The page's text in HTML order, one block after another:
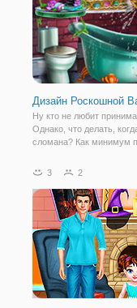
полицейских, чтобы
дополнительную
Дизайн Роскошной
Ну кто не любит
Однако, что делать,
сломана? Как минимум
водных процедурах, но
отремонтировать все
Этим вам предстоит
3 2